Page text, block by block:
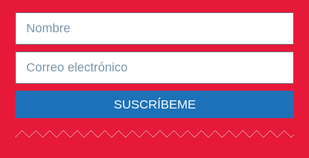
SUSCRÍBEME